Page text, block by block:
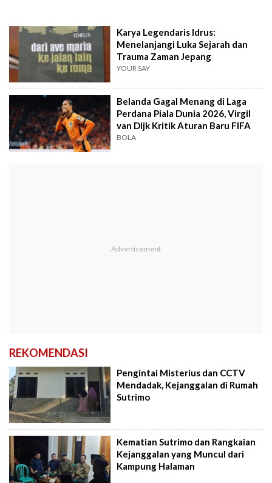
Karya Legendaris Idrus:
Menelanjangi Luka Sejarah dan
Trauma Zaman Jepang
YOUR SAY
Belanda Gagal Menang di Laga
Perdana Piala Dunia 2026, Virgil
van Dijk Kritik Aturan Baru FIFA
BOLA
REKOMENDASI
Pengintai Misterius dan CCTV
Mendadak, Kejanggalan di Rumah
Sutrimo
Kematian Sutrimo dan Rangkaian
Kejanggalan yang Muncul dari
Kampung Halaman